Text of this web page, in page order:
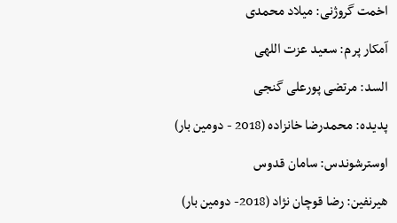
اخمت گروژنی: میلاد محمدی
آمکار پرم: سعید عزت اللهی
السد: مرتضی پورعلی گنجی
پدیده: محمدرضا خانزاده (2018 - دومین بار)
اوسترشوندس: سامان قدوس
هیرنفین: رضا قوچان نژاد (2018- دومین بار)